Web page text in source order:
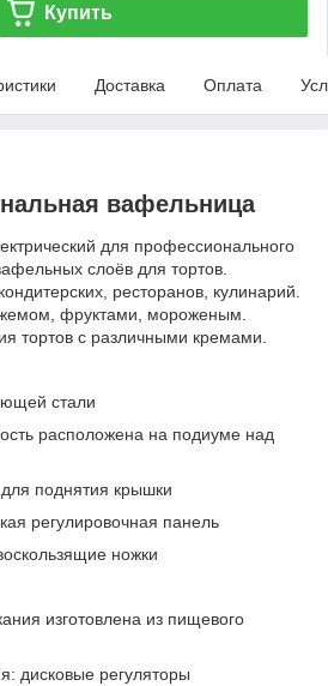
Купить
Доставка Оплата
вафельница
для профессионального
слоёв для тортов.
ресторанов, кулинарий.
фруктами, мороженым.
тортов с различными кремами.
стали
расположена на подиуме над
поднятия крышки
регулировочная панель
ножки
изготовлена из пищевого
дисковые регуляторы